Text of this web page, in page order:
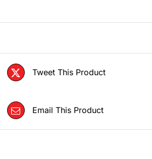
Tweet This Product
Email This Product